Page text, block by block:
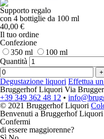
Supporto regalo
con 4 bottiglie da 100 ml
40,00 €
Il tuo ordine
Confezione
350 ml
100 ml
Quantità
+
Degustazione liquori Effettua
Bruggerhof Liquori Via
+39 349 362 48 12 •
© 2021 Bruggerhof Liquori
Benvenuti a Bruggerhof
Confermi
di essere maggiorenne?